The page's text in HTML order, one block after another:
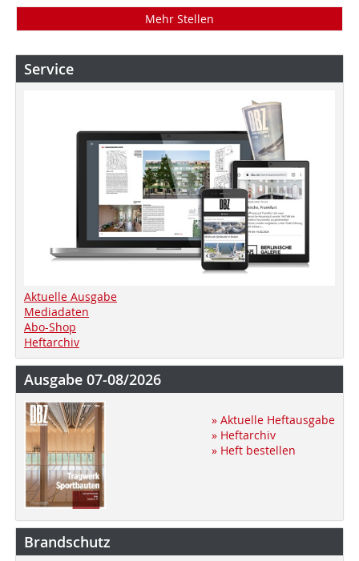
Mehr Stellen
Service
Aktuelle Ausgabe
Mediadaten
Abo-Shop
Heftarchiv
Ausgabe 07-08/2026
» Aktuelle Heftausgabe
» Heftarchiv
» Heft bestellen
Brandschutz